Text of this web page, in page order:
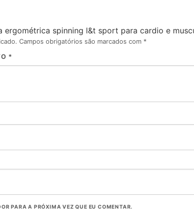
ergométrica spinning l&t sport para cardio e
Campos obrigatórios são marcados com *
*
PARA A PRÓXIMA VEZ QUE EU COMENTAR.